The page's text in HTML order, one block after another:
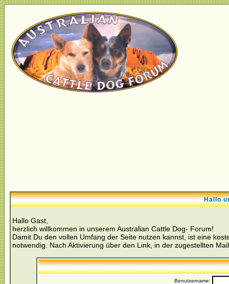
Hallo
Hallo Gast,
herzlich willkommen in unserem Australian Cattle Dog- Forum!
Damit Du den vollen Umfang der Seite nutzen kannst, ist eine
notwendig. Nach Aktivierung über den Link, in der zugestellten
Benutzername: